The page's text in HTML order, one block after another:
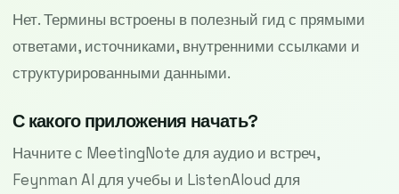
Нет. Термины встроены в полезный гид с прямыми
ответами, источниками, внутренними ссылками и
структурированными данными.
С какого приложения начать?
Начните с MeetingNote для аудио и встреч,
Feynman AI для учебы и ListenAloud для